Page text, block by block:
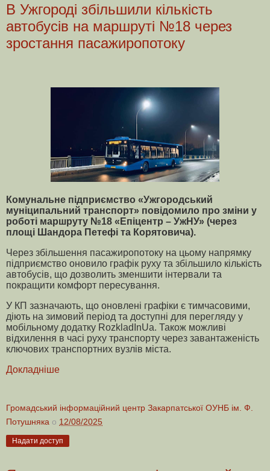
В Ужгороді збільшили кількість
автобусів на маршруті №18 через
зростання пасажиропотоку
Комунальне підприємство «Ужгородський
муніципальний транспорт» повідомило про зміни у
роботі маршруту №18 «Епіцентр – УжНУ» (через
площі Шандора Петефі та Корятовича).
Через збільшення пасажиропотоку на цьому напрямку
підприємство оновило графік руху та збільшило кількість
автобусів, що дозволить зменшити інтервали та
покращити комфорт пересування.
У КП зазначають, що оновлені графіки є тимчасовими,
діють на зимовий період та доступні для перегляду у
мобільному додатку RozkladInUa. Також можливі
відхилення в часі руху транспорту через завантаженість
ключових транспортних вузлів міста.
Докладніше
Громадський інформаційний центр Закарпатської ОУНБ ім. Ф.
Потушняка о 12/08/2025
Надати доступ